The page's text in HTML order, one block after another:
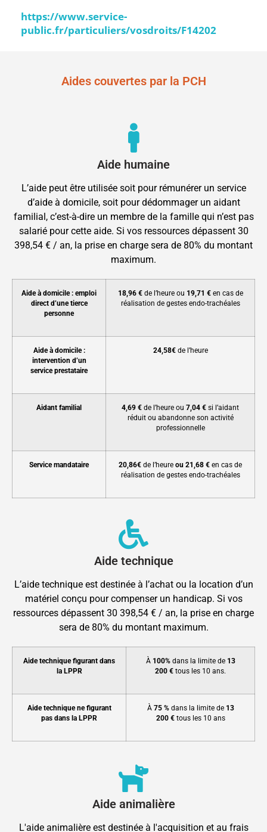
https://www.service-
public.fr/particuliers/vosdroits/F14202
Aides couvertes par la PCH
Aide humaine
L’aide peut être utilisée soit pour rémunérer un service
d’aide à domicile, soit pour dédommager un aidant
familial, c’est-à-dire un membre de la famille qui n’est pas
salarié pour cette aide. Si vos ressources dépassent 30
398,54 € / an, la prise en charge sera de 80% du montant
maximum.
Aide à domicile : emploi
direct d’une tierce
personne
18,96 € de l’heure ou 19,71 €en cas de
réalisation de gestes endo-trachéales
Aide à domicile :
intervention d’un
service prestataire
24,58€de l’heure
Aidant familial 4,69 € de l’heure ou 7,04 € si l’aidant
réduit ou abandonne son activité
professionnelle
Service mandataire 20,86€ de l’heure ou 21,68 € en cas de
réalisation de gestes endo-trachéales
Aide technique
L’aide technique est destinée à l’achat ou la location d’un
matériel conçu pour compenser un handicap. Si vos
ressources dépassent 30 398,54 € / an, la prise en charge
sera de 80% du montant maximum.
Aide technique figurant dans
la LPPR
À100% dans la limite de 13
200 € tous les 10 ans.
Aide technique ne figurant
pas dans la LPPR
À 75 %dans la limite de 13
200 €tous les 10 ans
Aide animalière
L'aide animalière est destinée à l'acquisition et au frais